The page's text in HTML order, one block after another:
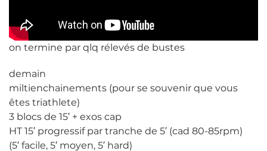
on termine par qlq rélevés de bustes
demain
miltienchainements (pour se souvenir que vous
êtes triathlete)
3 blocs de 15′ + exos cap
HT 15′ progressif par tranche de 5′ (cad 80-85rpm)
(5′ facile, 5′ moyen, 5′ hard)